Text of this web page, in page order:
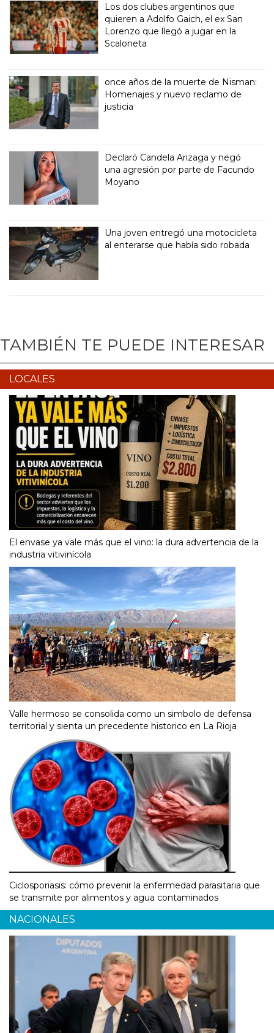
Los dos clubes argentinos que
quieren a Adolfo Gaich, el ex San
Lorenzo que llegó a jugar en la
Scaloneta
once años de la muerte de Nisman:
Homenajes y nuevo reclamo de
justicia
Declaró Candela Arizaga y negó
una agresión por parte de Facundo
Moyano
Una joven entregó una motocicleta
al enterarse que había sido robada
TAMBIÉN TE PUEDE INTERESAR
LOCALES
El envase ya vale más que el vino: la dura advertencia de la
industria vitivinícola
Valle hermoso se consolida como un simbolo de defensa
territorial y sienta un precedente historico en La Rioja
Ciclosporiasis: cómo prevenir la enfermedad parasitaria que
se transmite por alimentos y agua contaminados
NACIONALES